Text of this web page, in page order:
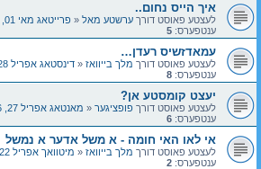
איך הייס נחום..
לעצטע פאוסט דורך ערשטע מאל « פרייטאג מאי 01, 2026 8:29 am
ענטפערס: 5
עמאדזשיס רעדן…
לעצטע פאוסט דורך מלך בייוואז « דינסטאג אפריל 28, 2026 12:58 pm
ענטפערס: 8
יעצט קומסטע אן?
לעצטע פאוסט דורך פופציגער « מאנטאג אפריל 27, 2026 10:21 pm
ענטפערס: 6
אי לאו האי חומה - א משל אדער א נמשל
לעצטע פאוסט דורך מלך בייוואז « מיטוואך אפריל 22, 2026 7:44 pm
ענטפערס: 2